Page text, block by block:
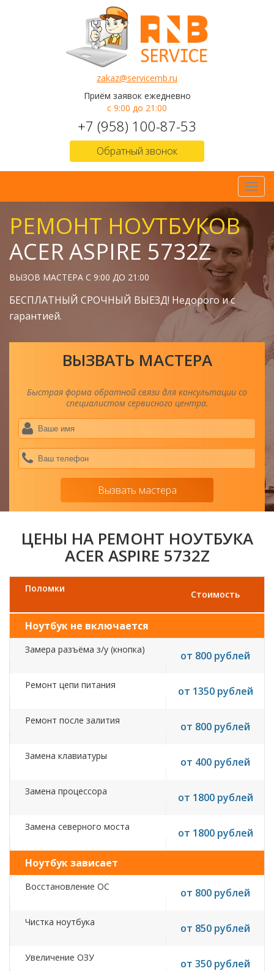
zakaz@servicernb.ru
Приём заявок ежедневно
с 9:00 до 21:00
+7 (958) 100-87-53
Обратный звонок
РЕМОНТ НОУТБУКОВ
ACER ASPIRE 5732Z
ВЫЗОВ МАСТЕРА С 9:00 ДО 21:00
БЕСПЛАТНЫЙ СРОЧНЫЙ ВЫЕЗД! Недорого и с
гарантией.
ВЫЗВАТЬ МАСТЕРА
Быстрая форма обратной связи для консультации со
специалистом сервисного центра.
Вызвать мастера
ЦЕНЫ НА РЕМОНТ НОУТБУКА
ACER ASPIRE 5732Z
Поломки
Стоимость
Ноутбук не включается
Замера разъёма з/у (кнопка) от 800 рублей
Ремонт цепи питания от 1350 рублей
Ремонт после залития от 800 рублей
Замена клавиатуры от 400 рублей
Замена процессора от 1800 рублей
Замена северного моста от 1800 рублей
Ноутбук зависает
Восстановление ОС от 800 рублей
Чистка ноутбука от 850 рублей
Увеличение ОЗУ от 350 рублей